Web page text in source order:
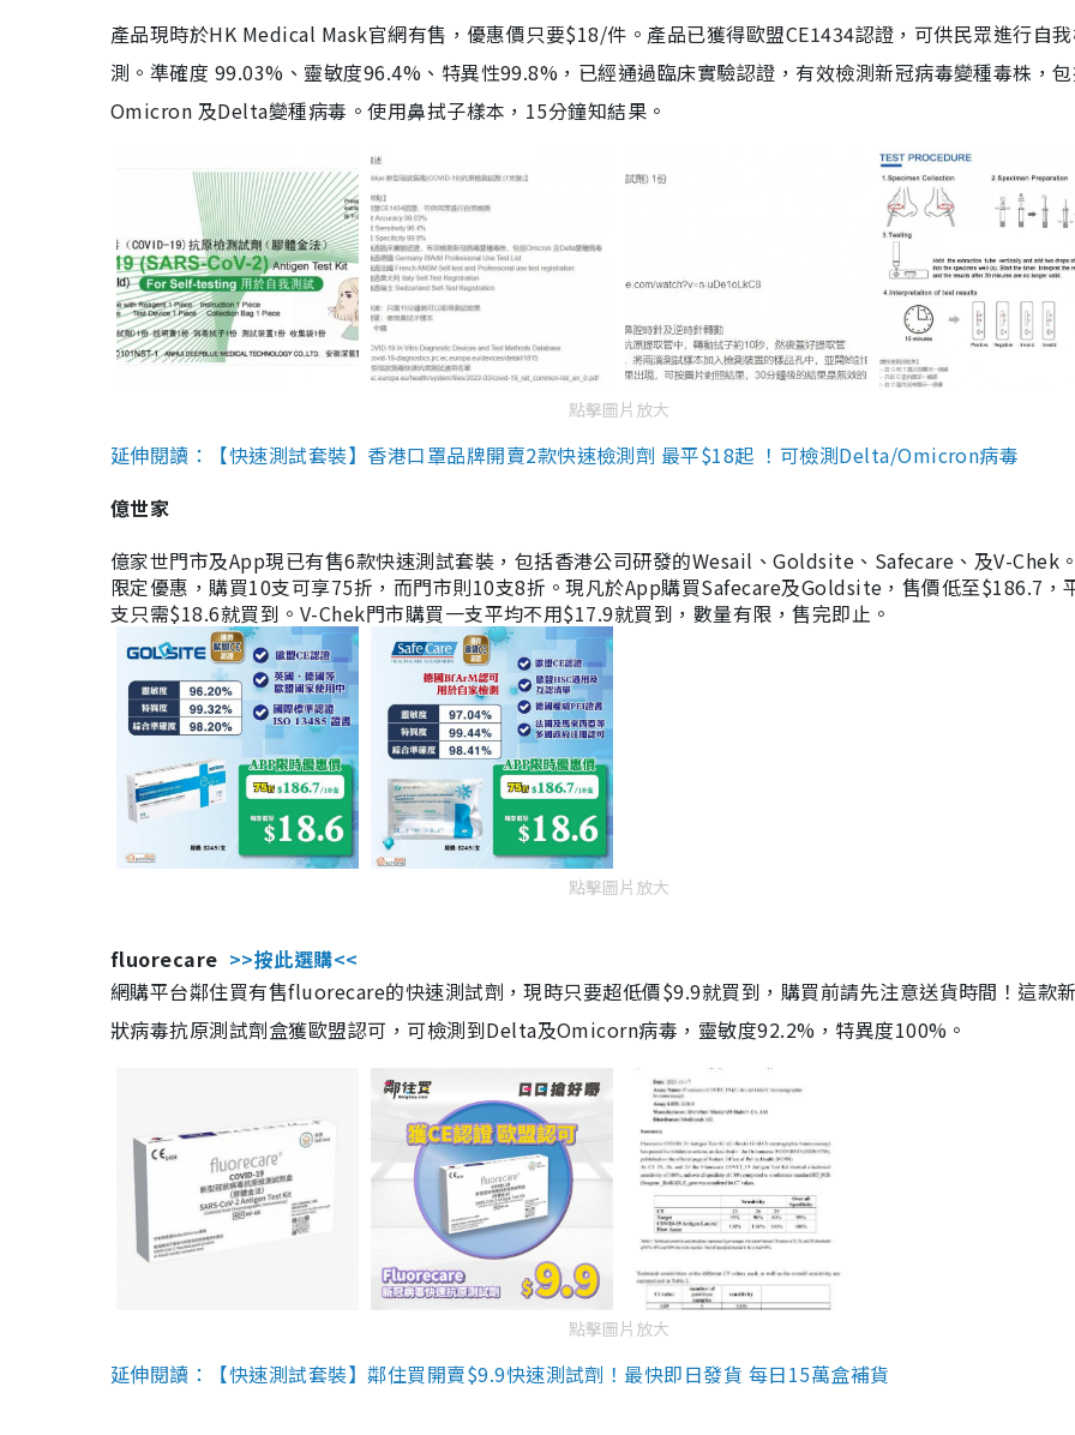
產品現時於HK Medical Mask官網有售，優惠價只要$18/件。產品已獲得歐盟CE1434認證，可供民眾進行自
測。準確度 99.03%、靈敏度96.4%、特異性99.8%，已經通過臨床實驗認證，有效檢測新冠病毒變種毒株，
Omicron 及Delta變種病毒。使用鼻拭子樣本，15分鐘知結果。
點擊圖片放大
延伸閱讀：【快速測試套裝】香港口罩品牌開賣2款快速檢測劑 最平$18起 ！可檢測Delta/Omicron病毒
億世家
億家世門市及App現已有售6款快速測試套裝，包括香港公司研發的Wesail、Goldsite、Safecare、及V-Chek
限定優惠，購買10支可享75折，而門市則10支8折。現凡於App購買Safecare及Goldsite，售價低至$186.7，
支只需$18.6就買到。V-Chek門市購買一支平均不用$17.9就買到，數量有限，售完即止。
點擊圖片放大
fluorecare >>按此選購<<
網購平台鄰住買有售fluorecare的快速測試劑，現時只要超低價$9.9就買到，購買前請先注意送貨時間！這款
狀病毒抗原測試劑盒獲歐盟認可，可檢測到Delta及Omicorn病毒，靈敏度92.2%，特異度100%。
點擊圖片放大
延伸閱讀：【快速測試套裝】鄰住買開賣$9.9快速測試劑！最快即日發貨 每日15萬盒補貨